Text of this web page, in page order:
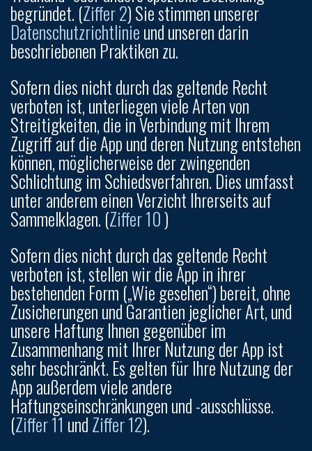
begründet. (Ziffer 2) Sie stimmen unserer
Datenschutzrichtlinieund unseren darin
beschriebenen Praktiken zu.
Sofern dies nicht durch das geltende Recht
verboten ist, unterliegen viele Arten von
Streitigkeiten, die in Verbindung mit Ihrem
Zugriff auf die App und deren Nutzung entstehen
können, möglicherweise der zwingenden
Schlichtung im Schiedsverfahren. Dies umfasst
unter anderem einen Verzicht Ihrerseits auf
Sammelklagen. (Ziffer 10)
Sofern dies nicht durch das geltende Recht
verboten ist, stellen wir die App in ihrer
bestehenden Form („Wie gesehen“) bereit, ohne
Zusicherungen und Garantien jeglicher Art, und
unsere Haftung Ihnen gegenüber im
Zusammenhang mit Ihrer Nutzung der App ist
sehr beschränkt. Es gelten für Ihre Nutzung der
App außerdem viele andere
Haftungseinschränkungen und -ausschlüsse.
(Ziffer 11 undZiffer 12).